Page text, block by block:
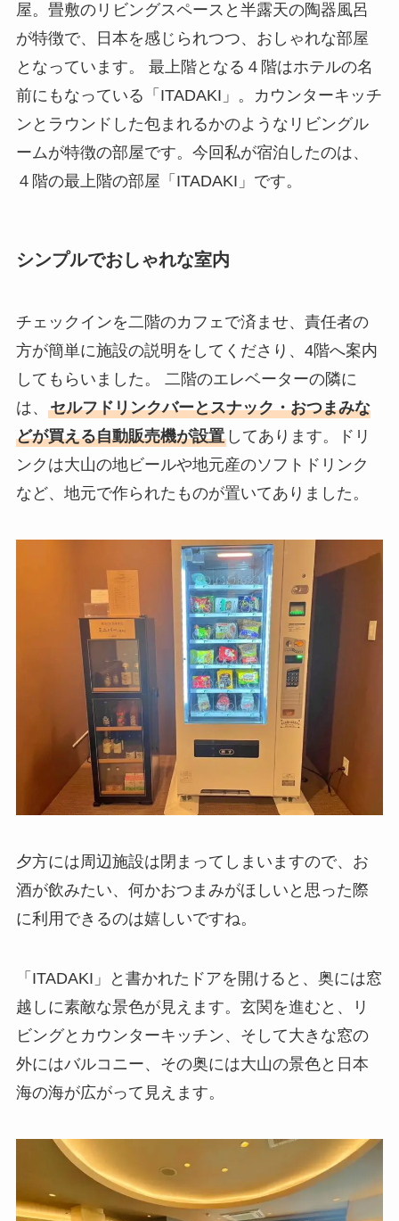
屋。畳敷のリビングスペースと半露天の陶器風呂
が特徴で、日本を感じられつつ、おしゃれな部屋
となっています。 最上階となる４階はホテルの名
前にもなっている「ITADAKI」。カウンターキッチ
ンとラウンドした包まれるかのようなリビングル
ームが特徴の部屋です。今回私が宿泊したのは、
４階の最上階の部屋「ITADAKI」です。
シンプルでおしゃれな室内
チェックインを二階のカフェで済ませ、責任者の
方が簡単に施設の説明をしてくださり、4階へ案内
してもらいました。 二階のエレベーターの隣に
は、 セルフドリンクバーとスナック・おつまみな
どが買える自動販売機が設置してあります。ドリ
ンクは大山の地ビールや地元産のソフトドリンク
など、地元で作られたものが置いてありました。
夕方には周辺施設は閉まってしまいますので、お
酒が飲みたい、何かおつまみがほしいと思った際
に利用できるのは嬉しいですね。
「ITADAKI」と書かれたドアを開けると、奥には窓
越しに素敵な景色が見えます。玄関を進むと、リ
ビングとカウンターキッチン、そして大きな窓の
外にはバルコニー、その奥には大山の景色と日本
海の海が広がって見えます。